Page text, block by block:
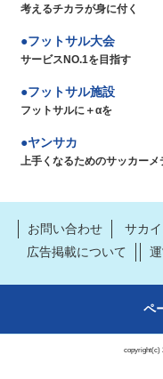
考えるチカラが身に付く
フットサル大会
サービスNO.1を目指す
フットサル施設
フットサルに＋αを
ヤンサカ
上手くなるためのサッカーメ
お問い合わせ サカ
広告掲載について
ペ
copyright(c)